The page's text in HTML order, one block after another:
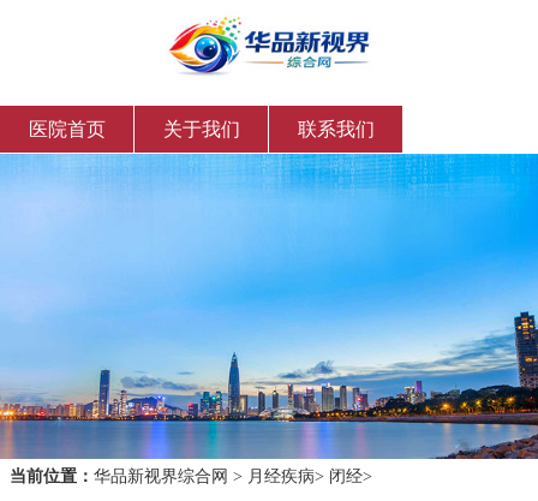
医院首页 关于我们 联系我们
当前位置： 华品新视界综合网 > 月经疾病> 闭经>